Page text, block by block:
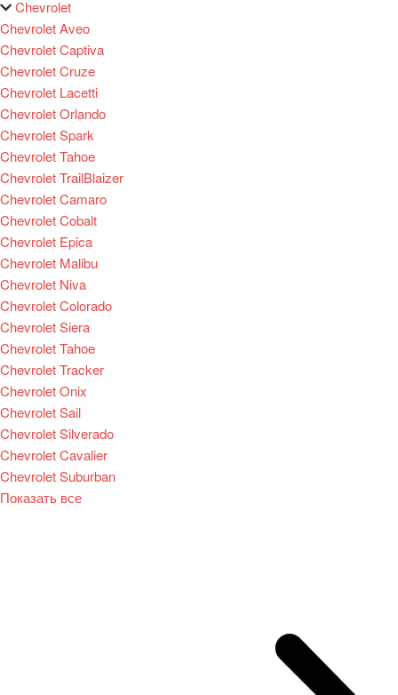
Chevrolet
Chevrolet Aveo
Chevrolet Captiva
Chevrolet Cruze
Chevrolet Lacetti
Chevrolet Orlando
Chevrolet Spark
Chevrolet Tahoe
Chevrolet TrailBlaizer
Chevrolet Camaro
Chevrolet Cobalt
Chevrolet Epica
Chevrolet Malibu
Chevrolet Niva
Chevrolet Colorado
Chevrolet Siera
Chevrolet Tahoe
Chevrolet Tracker
Chevrolet Onix
Chevrolet Sail
Chevrolet Silverado
Chevrolet Cavalier
Chevrolet Suburban
Показать все